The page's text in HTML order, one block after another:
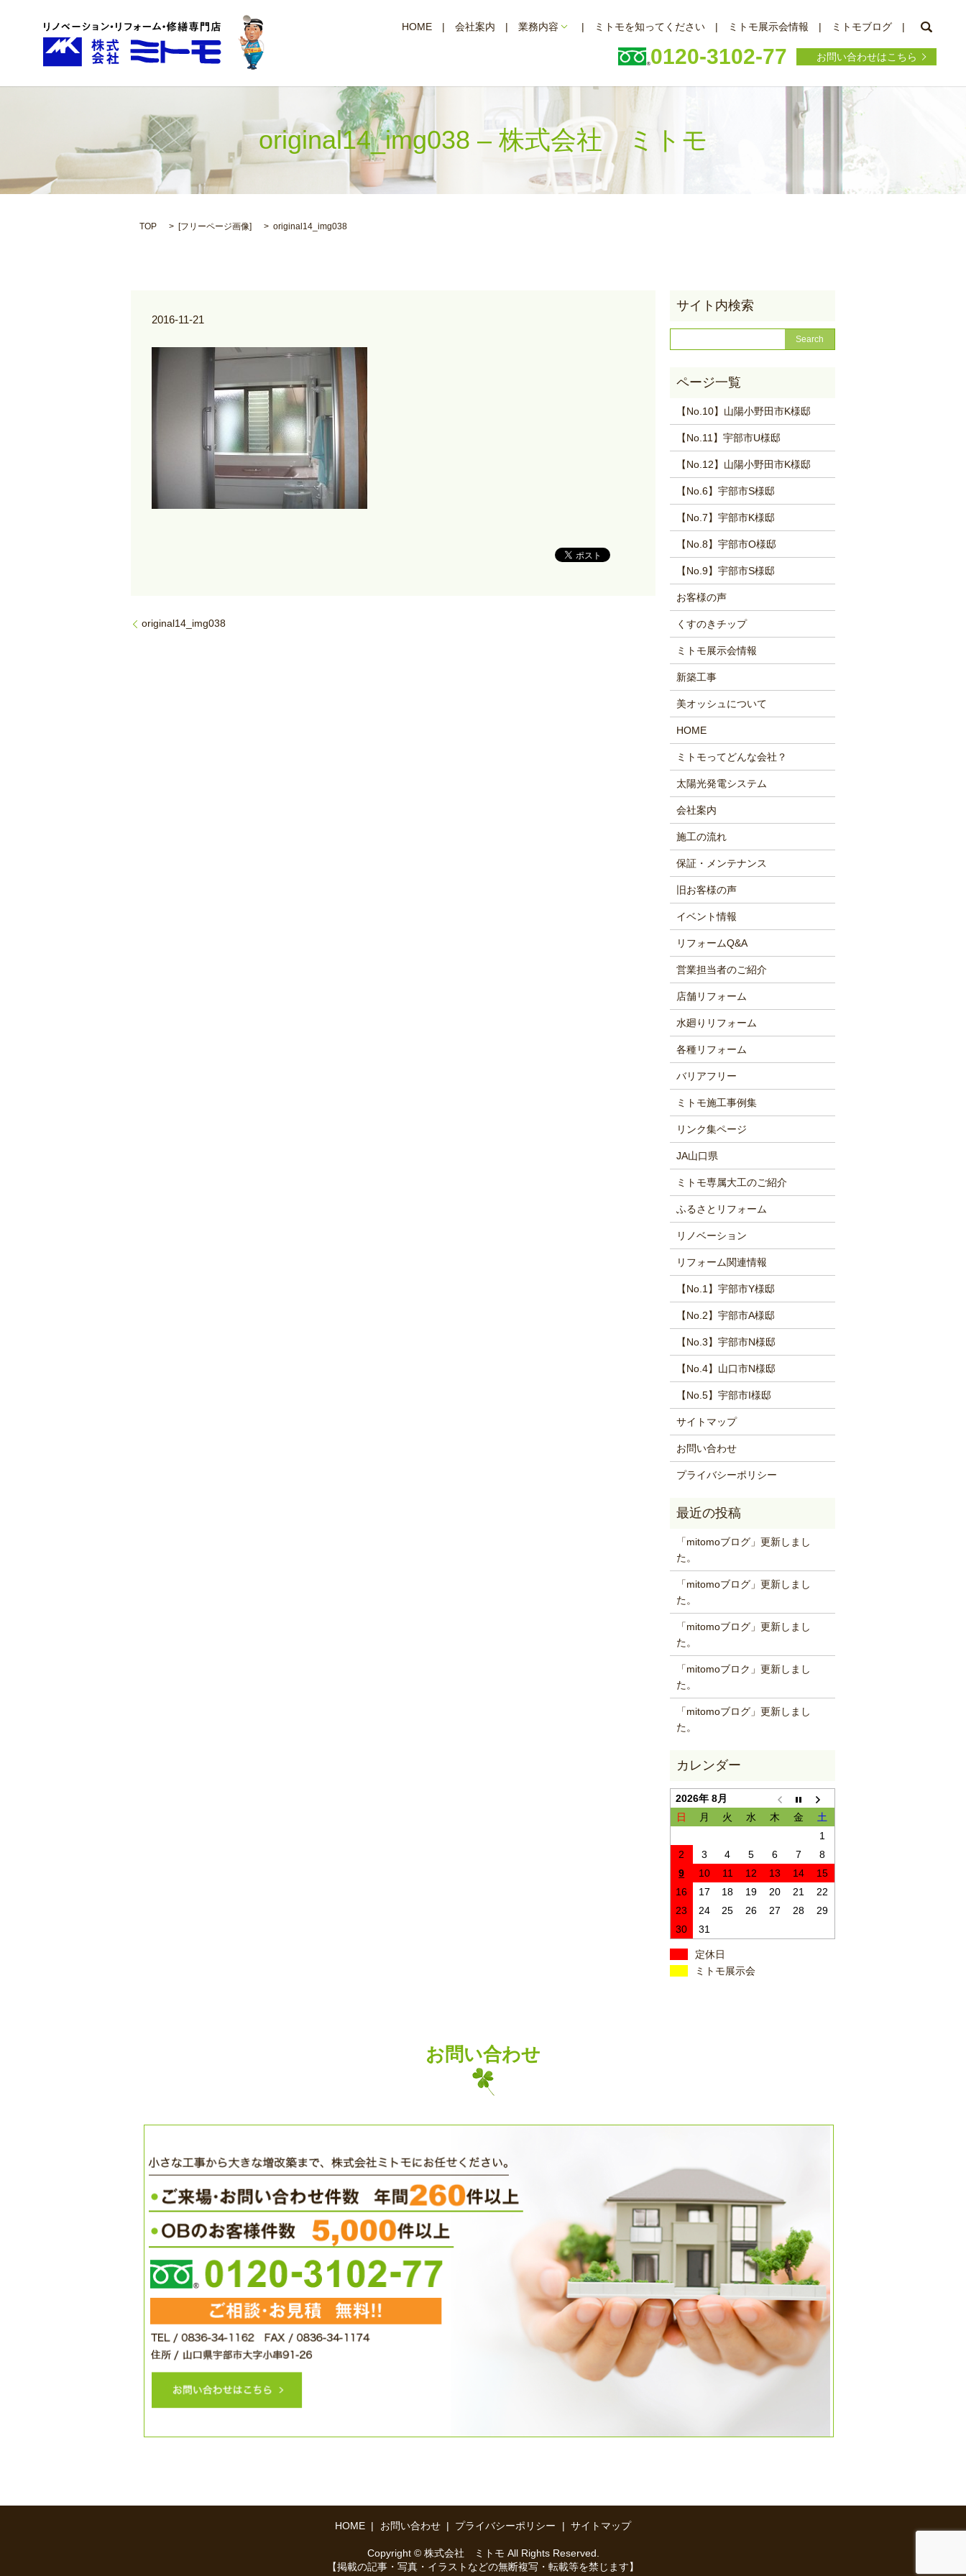
HOME 会社案内 業務内容 ミトモを知ってください ミトモ展示会情報 ミトモブログ
0120-3102-77 お問い合わせはこちら
original14_img038 – 株式会社 ミトモ
TOP [フリーページ画像] original14_img038
2016-11-21
original14_img038
【No.10】山陽小野田市K様邸
【No.11】宇部市U様邸
【No.12】山陽小野田市K様邸
【No.6】宇部市S様邸
【No.7】宇部市K様邸
【No.8】宇部市O様邸
【No.9】宇部市S様邸
お客様の声
くすのきチップ
ミトモ展示会情報
新築工事
美オッシュについて
HOME
ミトモってどんな会社？
太陽光発電システム
会社案内
施工の流れ
保証・メンテナンス
旧お客様の声
イベント情報
リフォームQ&A
営業担当者のご紹介
店舗リフォーム
水廻りリフォーム
各種リフォーム
バリアフリー
ミトモ施工事例集
リンク集ページ
JA山口県
ミトモ専属大工のご紹介
ふるさとリフォーム
リノベーション
リフォーム関連情報
【No.1】宇部市Y様邸
【No.2】宇部市A様邸
【No.3】宇部市N様邸
【No.4】山口市N様邸
【No.5】宇部市I様邸
サイトマップ
お問い合わせ
プライバシーポリシー
「mitomoブログ」更新しまし
た。
「mitomoブログ」更新しまし
た。
「mitomoブログ」更新しまし
た。
「mitomoブロク」更新しまし
た。
「mitomoブログ」更新しまし
た。
2026年 8月
日
月 火 水 木 金
土
1
2
3 4 5 6 7
8
9
10 11 12 13 14
15
16
17 18 19 20 21
22
23
24 25 26 27 28
29
30
31
定休日
ミトモ展示会
お問い合わせ
HOME お問い合わせ プライバシーポリシー サイトマップ
Copyright © 株式会社 ミトモ All Rights Reserved.
【掲載の記事・写真・イラストなどの無断複写・転載等を禁じます】